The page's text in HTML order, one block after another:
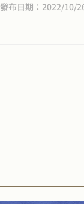
發布日期：2022/10/